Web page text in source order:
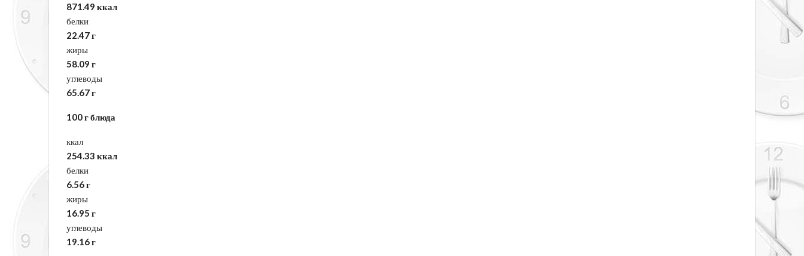
871.49 ккал
белки
22.47 г
жиры
58.09 г
углеводы
65.67 г
100 г блюда
ккал
254.33 ккал
белки
6.56 г
жиры
16.95 г
углеводы
19.16 г